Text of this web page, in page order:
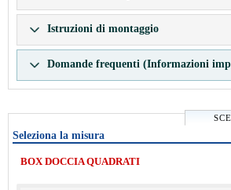
Istruzioni di montaggio
Domande frequenti (Informazioni
Seleziona la misura
BOX DOCCIA QUADRATI